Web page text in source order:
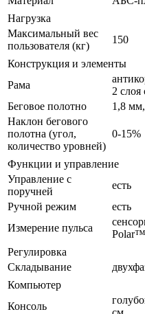
Нагрузка
Максимальный вес
пользователя (кг)
150
Конструкция и элементы
Рама
2 слоя
Беговое полотно
1,8
Наклон бегового
полотна (угол,
количество уровней)
0-15%
Функции и управление
Управление с
поручней
есть
Ручной режим
есть
Измерение пульса
Регулировка
Складывание
Компьютер
Консоль